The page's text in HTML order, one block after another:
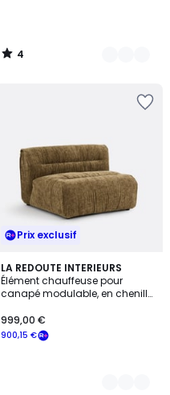
4
/
Prix exclusif
LA REDOUTE INTERIEURS
Élément chauffeuse pour
canapé modulable, en chenille
900,15 €
999,00 €
5
Couleurs